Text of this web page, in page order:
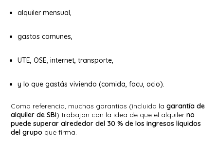
alquiler mensual,
gastos comunes,
UTE, OSE, internet, transporte,
y lo que gastás viviendo (comida, facu, ocio).
Como referencia, muchas garantías (incluida lagarantía de
alquiler de SBI) trabajan con la idea de que el alquilerno
puede superar alrededor del 30 % de los ingresos líquidos
del grupo que firma.